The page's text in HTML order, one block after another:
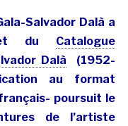
Salvador Dalà­ a
du Catalogue
Dalà­ (1952-
au format
poursuit le
de l’artiste